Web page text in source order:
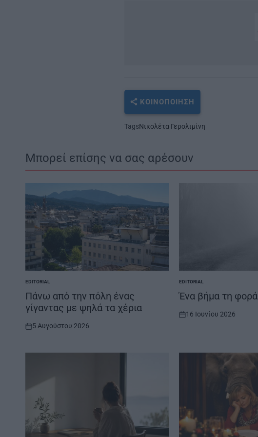
ΚΟΙΝΟΠΟΊΗΣΗ
TagsΝικολέτα Γερολιμίνη
Μπορεί επίσης να σας αρέσουν
POSTED
IN
EDITORIAL
Πάνω από την πόλη ένας
γίγαντας με ψηλά τα χέρια
on
5 Αυγούστου 2026
POSTED
IN
EDITORIAL
Ένα βήμα τη φορά
on
16 Ιουνίου 2026